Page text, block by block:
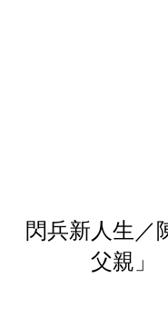
閃兵新人生／
父親」